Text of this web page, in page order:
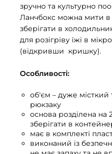
зручно та культурно
Ланчбокс можна мити
зберігати в
для розігріву їжі в
(відкривши кришку).
Особливості:
об'єм – дуже місткий
рюкзаку
основа розділена на
зберігати в
має в комплекті
виконаний із